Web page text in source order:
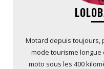
Motard depuis toujours,
mode tourisme
moto sous les 400